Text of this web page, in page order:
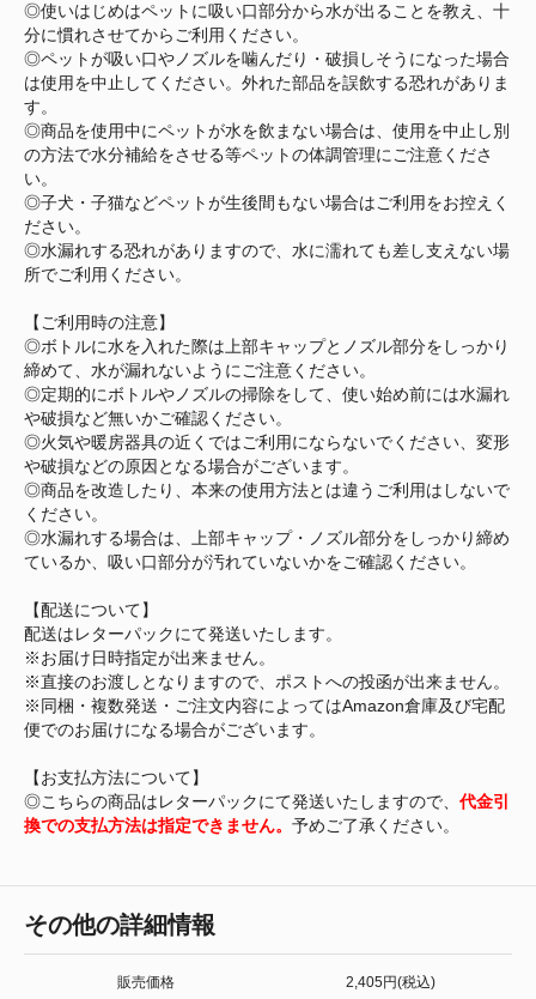
◎使いはじめはペットに吸い口部分から水が出ることを教え、十
分に慣れさせてからご利用ください。
◎ペットが吸い口やノズルを噛んだり・破損しそうになった場合
は使用を中止してください。外れた部品を誤飲する恐れがありま
す。
◎商品を使用中にペットが水を飲まない場合は、使用を中止し別
の方法で水分補給をさせる等ペットの体調管理にご注意くださ
い。
◎子犬・子猫などペットが生後間もない場合はご利用をお控えく
ださい。
◎水漏れする恐れがありますので、水に濡れても差し支えない場
所でご利用ください。
【ご利用時の注意】
◎ボトルに水を入れた際は上部キャップとノズル部分をしっかり
締めて、水が漏れないようにご注意ください。
◎定期的にボトルやノズルの掃除をして、使い始め前には水漏れ
や破損など無いかご確認ください。
◎火気や暖房器具の近くではご利用にならないでください、変形
や破損などの原因となる場合がございます。
◎商品を改造したり、本来の使用方法とは違うご利用はしないで
ください。
◎水漏れする場合は、上部キャップ・ノズル部分をしっかり締め
ているか、吸い口部分が汚れていないかをご確認ください。
【配送について】
配送はレターパックにて発送いたします。
※お届け日時指定が出来ません。
※直接のお渡しとなりますので、ポストへの投函が出来ません。
※同梱・複数発送・ご注文内容によってはAmazon倉庫及び宅配
便でのお届けになる場合がございます。
【お支払方法について】
◎こちらの商品はレターパックにて発送いたしますので、 代金引
換での支払方法は指定できません。 予めご了承ください。
その他の詳細情報
販売価格 2,405円(税込)